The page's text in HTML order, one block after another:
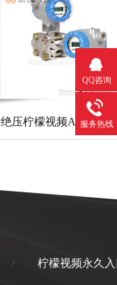
绝压柠檬视频APP官网
/ 柠檬视频永久
QQ咨询
服务热线